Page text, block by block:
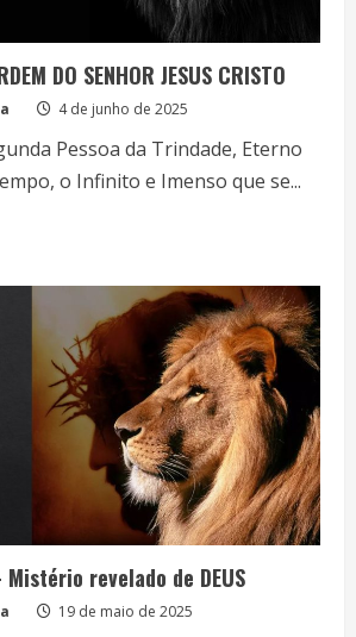
DO SENHOR JESUS CRISTO
4 de junho de 2025
Pessoa da Trindade, Eterno
o Infinito e Imenso que se...
Mistério revelado de DEUS
19 de maio de 2025